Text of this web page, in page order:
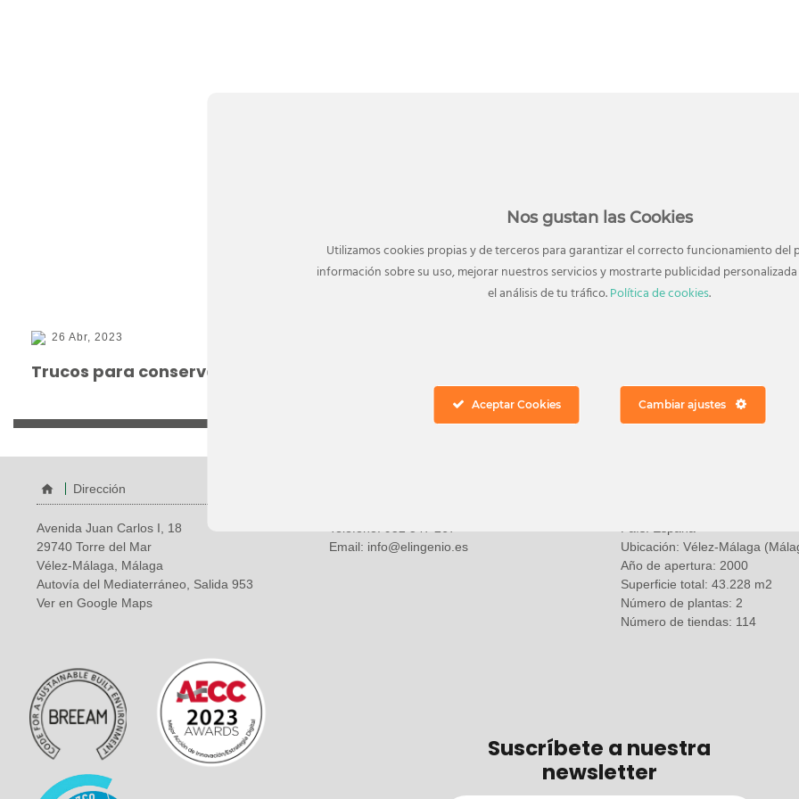
26 Abr, 2023
Trucos para conservar las flores por más tiempo
Dirección
Avenida Juan Carlos I, 18
29740 Torre del Mar
Vélez-Málaga, Málaga
Autovía del Mediaterráneo, Salida 953
Ver en Google Maps
Email: info@elingenio.es
Ubicación: Vélez-Málaga
Año de apertura: 2000
Superficie total: 43.228 m2
Número de plantas: 2
Número de tiendas: 114
Suscríbete a nuestra
newsletter
Nos gustan las Cookies
Utilizamos cookies propias y de terceros para garantizar el correcto funcionamiento del
información sobre su uso, mejorar nuestros servicios y mostrarte publicidad
el análisis de tu tráfico.Política de cookies.
Aceptar Cookies Cambiar ajustes